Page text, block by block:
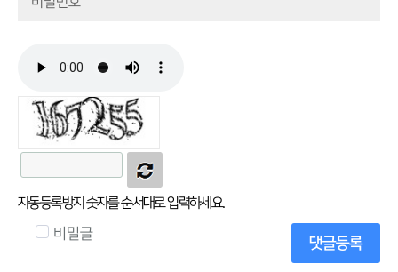
자동등록방지 숫자를 순서대로 입력하세요.
비밀글 댓글등록